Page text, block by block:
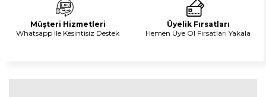
Müşteri Hizmetleri
Whatsapp ile Kesintisiz Destek
Üyelik Fırsatları
Hemen Üye Ol Fırsatları Yakala